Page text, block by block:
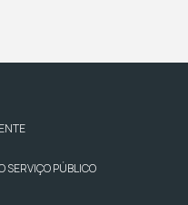
SERVIÇO PÚBLICO